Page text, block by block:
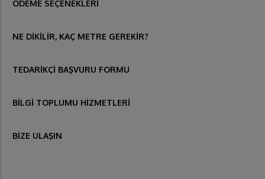
ÖDEME SEÇENEKLERİ
NE DİKİLİR, KAÇ METRE GEREKİR?
TEDARİKÇİ BAŞVURU FORMU
BİLGİ TOPLUMU HİZMETLERİ
BİZE ULAŞIN